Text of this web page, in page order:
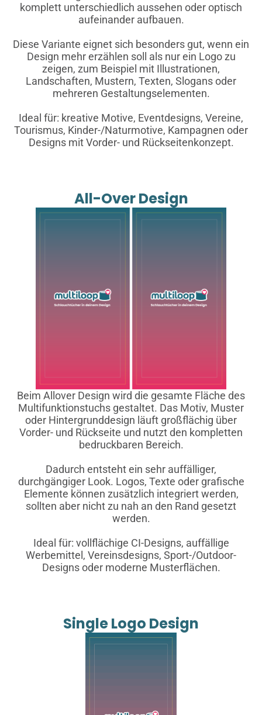
komplett unterschiedlich aussehen oder optisch
aufeinander aufbauen.
Diese Variante eignet sich besonders gut, wenn ein
Design mehr erzählen soll als nur ein Logo zu
zeigen, zum Beispiel mit Illustrationen,
Landschaften, Mustern, Texten, Slogans oder
mehreren Gestaltungselementen.
Ideal für: kreative Motive, Eventdesigns, Vereine,
Tourismus, Kinder-/Naturmotive, Kampagnen oder
Designs mit Vorder- und Rückseitenkonzept.
All-Over Design
Beim Allover Design wird die gesamte Fläche des
Multifunktionstuchs gestaltet. Das Motiv, Muster
oder Hintergrunddesign läuft großflächig über
Vorder- und Rückseite und nutzt den kompletten
bedruckbaren Bereich.
Dadurch entsteht ein sehr auffälliger,
durchgängiger Look. Logos, Texte oder grafische
Elemente können zusätzlich integriert werden,
sollten aber nicht zu nah an den Rand gesetzt
werden.
Ideal für: vollflächige CI-Designs, auffällige
Werbemittel, Vereinsdesigns, Sport-/Outdoor-
Designs oder moderne Musterflächen.
Single Logo Design